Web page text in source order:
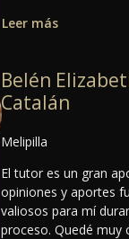
Leer más
Belén
Catalán
Melipilla
El tutor es un gran
opiniones y aportes
valiosos para mí
proceso. Quedé muy